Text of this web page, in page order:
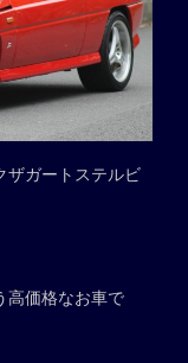
ザガートステルビ
高価格なお車で